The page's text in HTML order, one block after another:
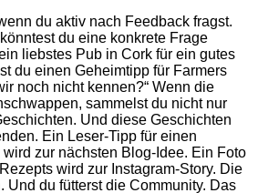
du aktiv nach Feedback fragst.
du eine konkrete Frage
liebstes Pub in Cork für ein gutes
du einen Geheimtipp für Farmers
noch nicht kennen?“ Wenn die
sammelst du nicht nur
Und diese Geschichten
Ein Leser-Tipp für einen
zur nächsten Blog-Idee. Ein Foto
wird zur Instagram-Story. Die
Und du fütterst die Community. Das